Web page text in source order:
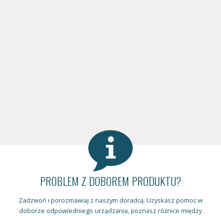
PROBLEM Z DOBOREM PRODUKTU?
Zadzwoń i porozmawiaj z naszym doradcą. Uzyskasz pomoc w
doborze odpowiedniego urządzania, poznasz różnice między